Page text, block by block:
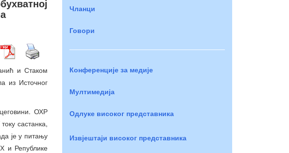
и Стаком
из Источног
ОХР
састанка,
је у питању
и Републике
Чланци
Говори
Конференције за медије
Мултимедија
Одлуке високог представника
Извјештаји високог представника